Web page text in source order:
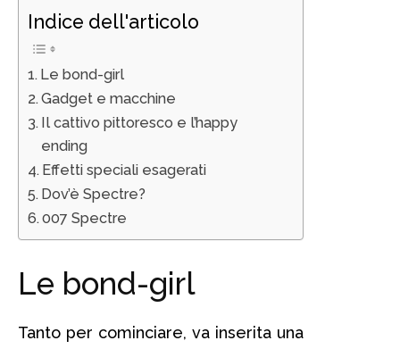
Indice dell'articolo
Le bond-girl
Gadget e macchine
Il cattivo pittoresco e l’happy
ending
Effetti speciali esagerati
Dov’è Spectre?
007 Spectre
Le bond-girl
Tanto per cominciare, va inserita una